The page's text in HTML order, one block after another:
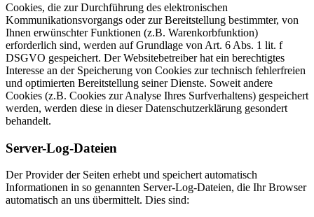
Cookies, die zur Durchführung des elektronischen
Kommunikationsvorgangs oder zur Bereitstellung bestimmter, von
Ihnen erwünschter Funktionen (z.B. Warenkorbfunktion)
erforderlich sind, werden auf Grundlage von Art. 6 Abs. 1 lit. f
DSGVO gespeichert. Der Websitebetreiber hat ein berechtigtes
Interesse an der Speicherung von Cookies zur technisch fehlerfreien
und optimierten Bereitstellung seiner Dienste. Soweit andere
Cookies (z.B. Cookies zur Analyse Ihres Surfverhaltens) gespeichert
werden, werden diese in dieser Datenschutzerklärung gesondert
behandelt.
Server-Log-Dateien
Der Provider der Seiten erhebt und speichert automatisch
Informationen in so genannten Server-Log-Dateien, die Ihr Browser
automatisch an uns übermittelt. Dies sind: